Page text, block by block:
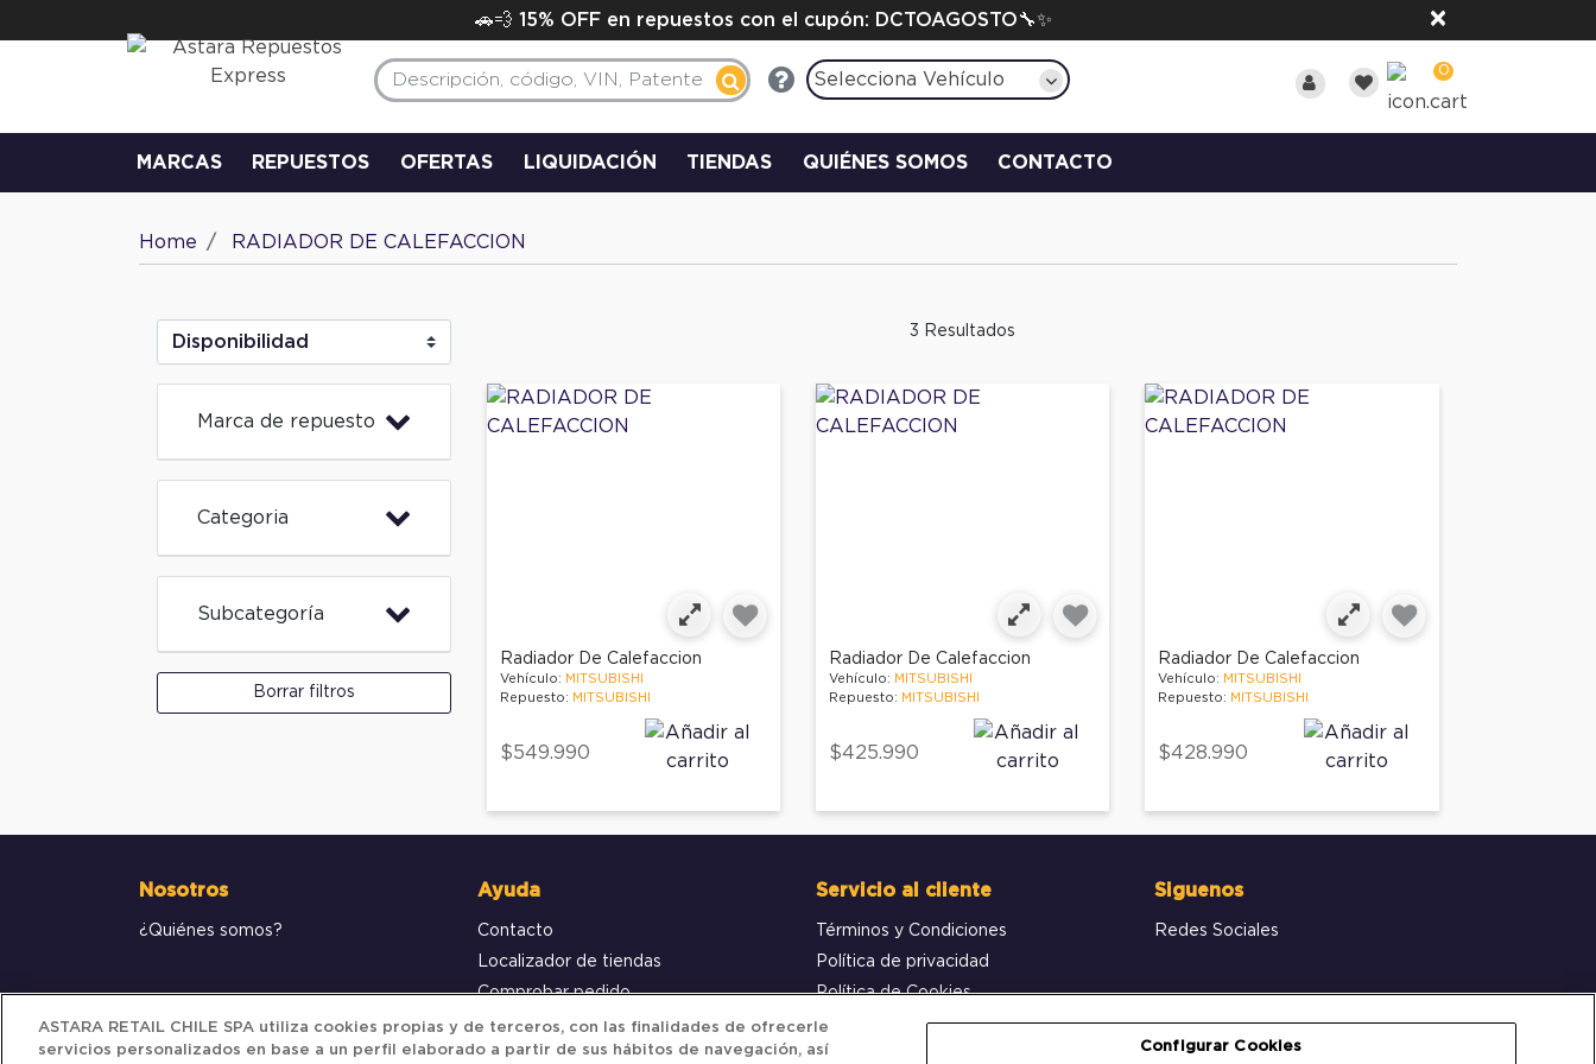
🚗💨 15% OFF en repuestos con el cupón: DCTOAGOSTO🔧✨ ×
Selecciona Vehículo 0
MARCAS REPUESTOS OFERTAS LIQUIDACIÓN TIENDAS QUIÉNES SOMOS CONTACTO
Home RADIADOR DE CALEFACCION
3 Resultados
Marca de repuesto
Categoria
Subcategoría
Borrar filtros
Radiador De Calefaccion
Vehículo: MITSUBISHI
Repuesto: MITSUBISHI
$549.990
Radiador De Calefaccion
Vehículo: MITSUBISHI
Repuesto: MITSUBISHI
$425.990
Radiador De Calefaccion
Vehículo: MITSUBISHI
Repuesto: MITSUBISHI
$428.990
Nosotros
¿Quiénes somos?
Ayuda
Contacto
Localizador de tiendas
Comprobar pedido
Servicio al cliente
Términos y Condiciones
Política de privacidad
Política de Cookies
Siguenos
Redes Sociales
ASTARA RETAIL CHILE SPA utiliza cookies propias y de terceros, con las finalidades de ofrecerle
servicios personalizados en base a un perfil elaborado a partir de sus hábitos de navegación, así
Configurar Cookies